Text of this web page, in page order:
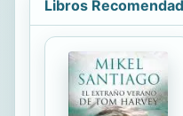
con
la
temas
ayudar
Libros